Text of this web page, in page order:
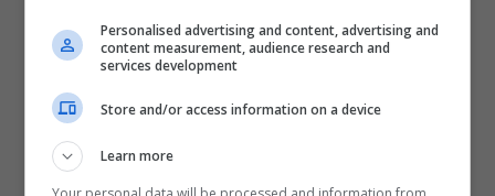
Personalised advertising and content, advertising and
content measurement, audience research and
services development
Store and/or access information on a device
Learn more